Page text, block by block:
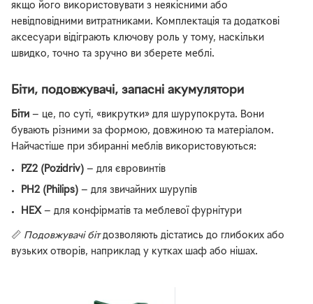
якщо його використовувати з неякісними або
невідповідними витратниками. Комплектація та додаткові
аксесуари відіграють ключову роль у тому, наскільки
швидко, точно та зручно ви зберете меблі.
Біти, подовжувачі, запасні акумулятори
Біти — це, по суті, «викрутки» для шурупокрута. Вони
бувають різними за формою, довжиною та матеріалом.
Найчастіше при збиранні меблів використовуються:
PZ2 (Pozidriv) — для євровинтів
PH2 (Philips) — для звичайних шурупів
HEX— для конфірматів та меблевої фурнітури
📏 Подовжувачі бітдозволяють дістатись до глибоких або
вузьких отворів, наприклад у кутках шаф або нішах.